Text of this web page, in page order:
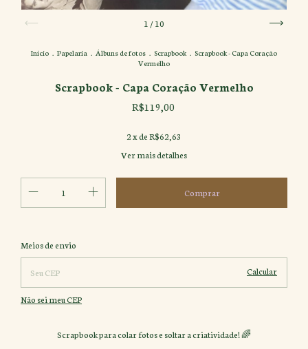
1 /10
Início . Papelaria . Álbuns de fotos . Scrapbook . Scrapbook - Capa Coração
Vermelho
Scrapbook - Capa Coração Vermelho
R$119,00
2x deR$62,63
Ver mais detalhes
Entregas para o CEP:
Meios de envio
Calcular
Não sei meu CEP
Scrapbook para colar fotos e soltar a criatividade! 🌈